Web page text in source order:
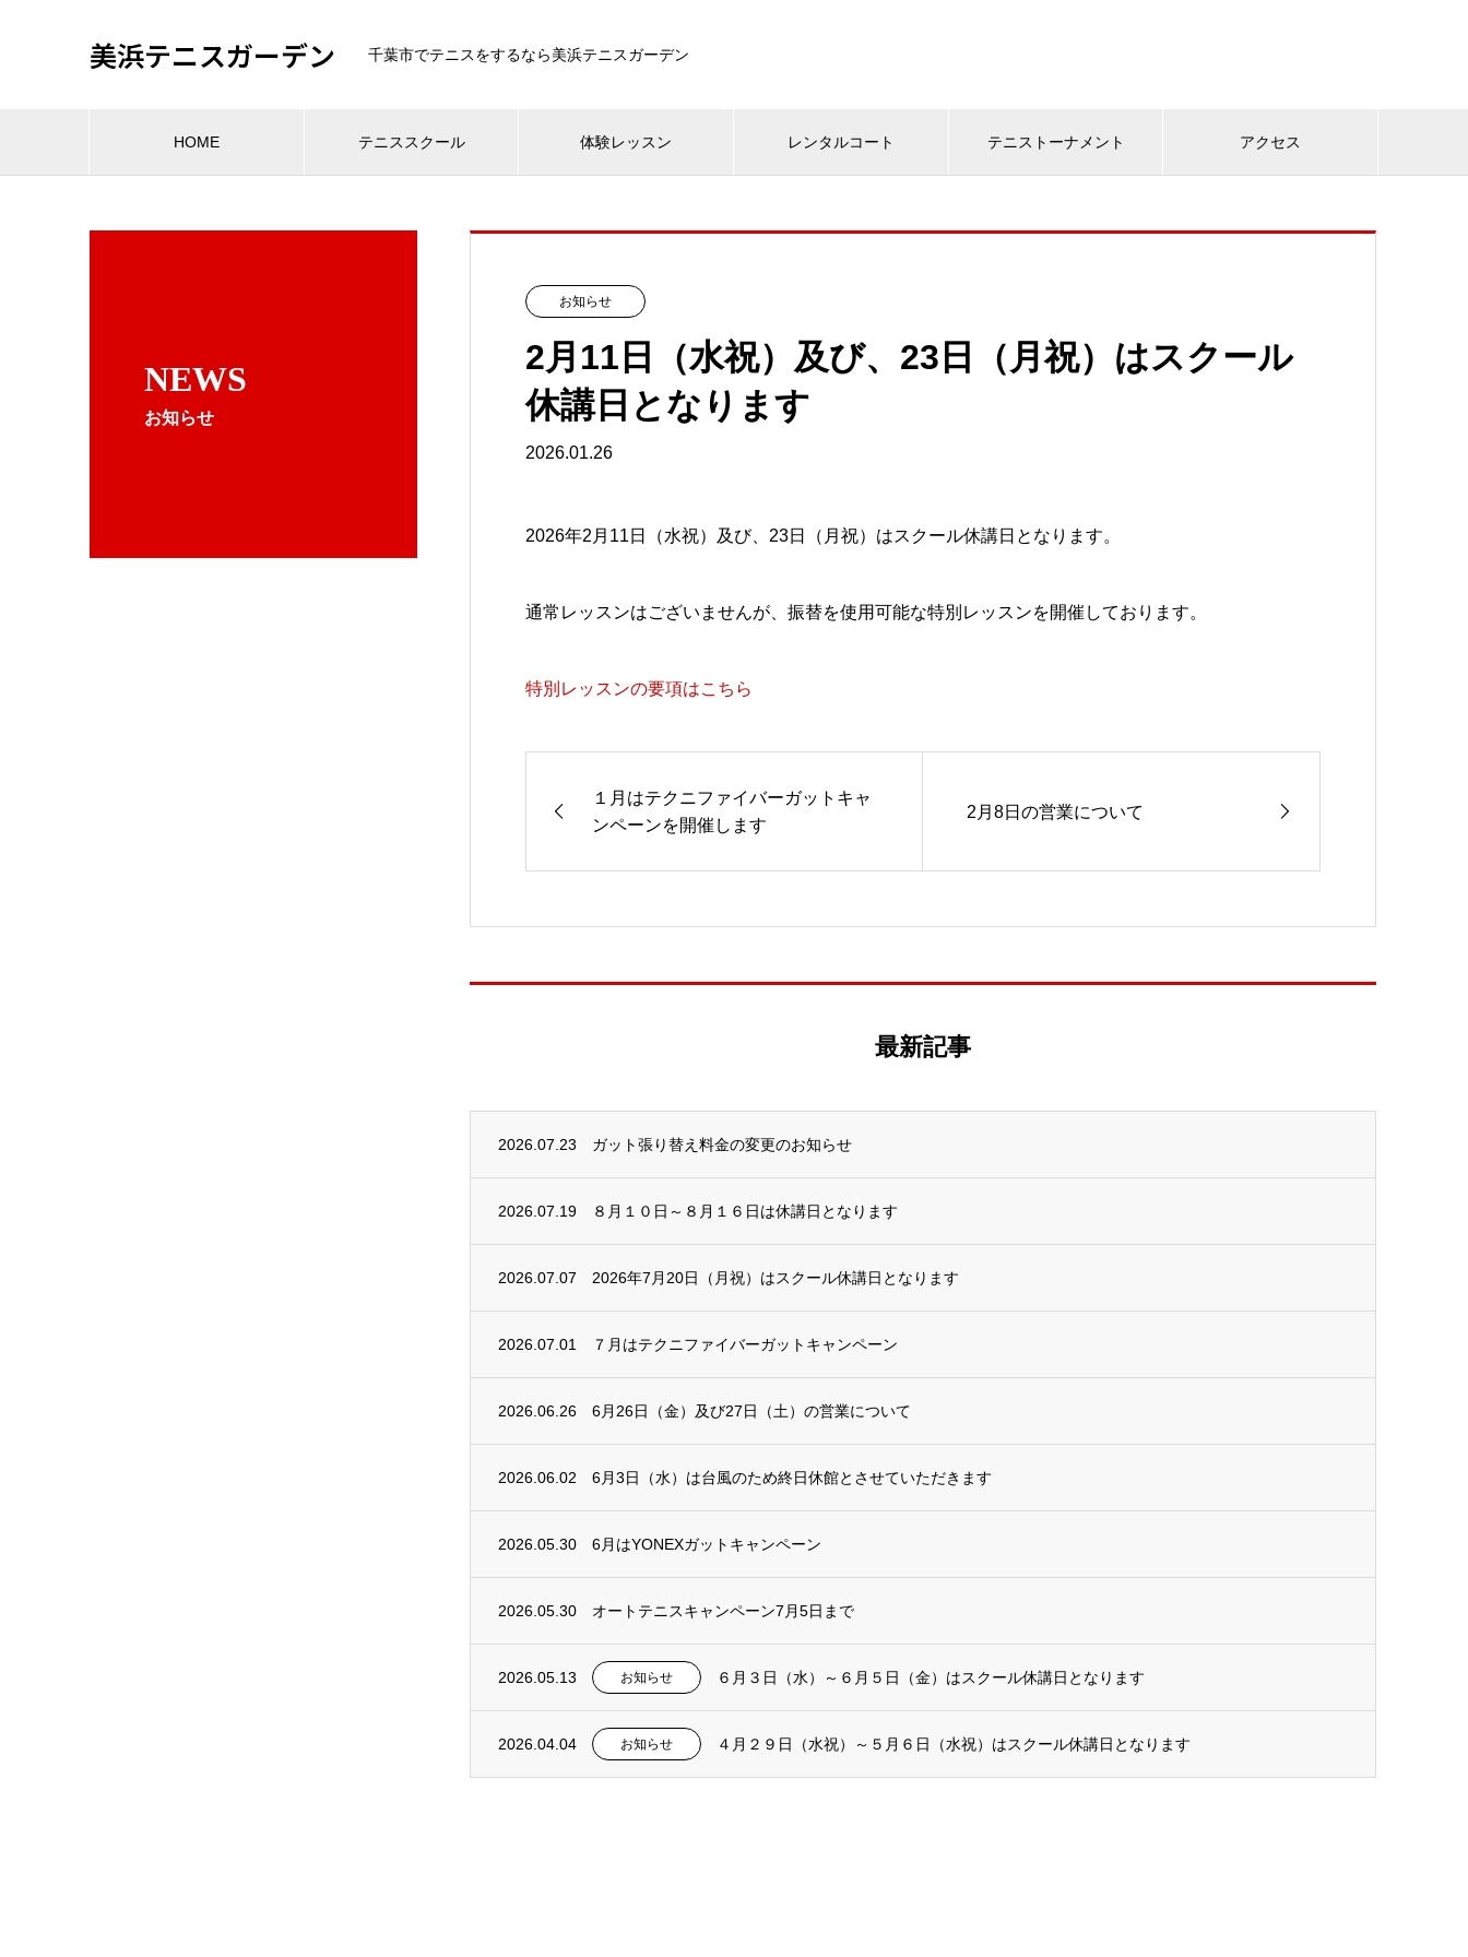
美浜テニスガーデン 千葉市でテニスをするなら美浜テニスガーデン
HOME テニススクール 体験レッスン レンタルコート テニストーナメント アクセス
NEWS
お知らせ
お知らせ
2月11日（水祝）及び、23日（月祝）はスクール
休講日となります
2026.01.26
2026年2月11日（水祝）及び、23日（月祝）はスクール休講日となります。
通常レッスンはございませんが、振替を使用可能な特別レッスンを開催しております。
特別レッスンの要項はこちら
１月はテクニファイバーガットキャ
ンペーンを開催します
2月8日の営業について
最新記事
2026.07.23 ガット張り替え料金の変更のお知らせ
2026.07.19 ８月１０日～８月１６日は休講日となります
2026.07.07 2026年7月20日（月祝）はスクール休講日となります
2026.07.01 ７月はテクニファイバーガットキャンペーン
2026.06.26 6月26日（金）及び27日（土）の営業について
2026.06.02 6月3日（水）は台風のため終日休館とさせていただきます
2026.05.30 6月はYONEXガットキャンペーン
2026.05.30 オートテニスキャンペーン7月5日まで
2026.05.13 お知らせ ６月３日（水）～６月５日（金）はスクール休講日となります
2026.04.04 お知らせ ４月２９日（水祝）～５月６日（水祝）はスクール休講日となります